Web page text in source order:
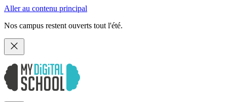
Aller au contenu principal
Nos campus restent ouverts tout l'été.